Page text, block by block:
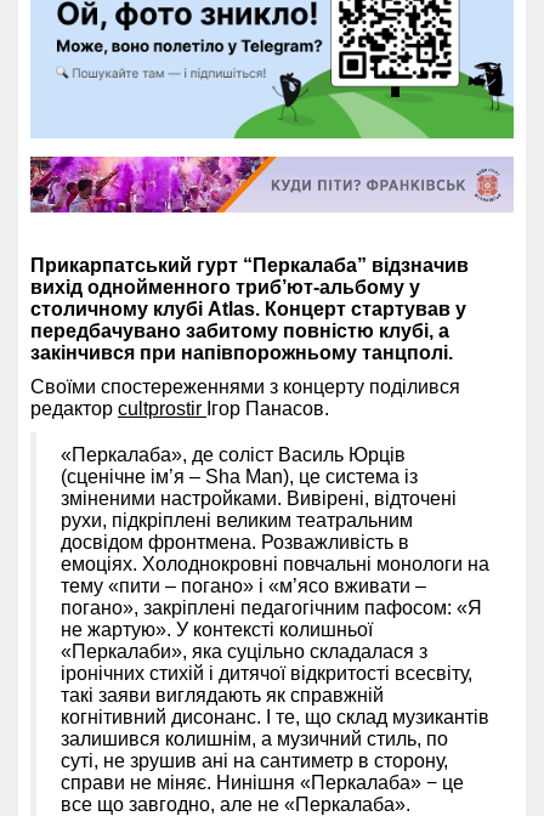
Прикарпатський гурт “Перкалаба” відзначив
вихід однойменного триб’ют-альбому у
столичному клубі Atlas. Концерт стартував у
передбачувано забитому повністю клубі, а
закінчився при напівпорожньому танцполі.
Своїми спостереженнями з концерту поділився
редактор cultprostir Ігор Панасов.
«Перкалаба», де соліст Василь Юрців
(сценічне ім’я – Sha Man), це система із
зміненими настройками. Вивірені, відточені
рухи, підкріплені великим театральним
досвідом фронтмена. Розважливість в
емоціях. Холоднокровні повчальні монологи на
тему «пити – погано» і «м’ясо вживати –
погано», закріплені педагогічним пафосом: «Я
не жартую». У контексті колишньої
«Перкалаби», яка суцільно складалася з
іронічних стихій і дитячої відкритості всесвіту,
такі заяви виглядають як справжній
когнітивний дисонанс. І те, що склад музикантів
залишився колишнім, а музичний стиль, по
суті, не зрушив ані на сантиметр в сторону,
справи не міняє. Нинішня «Перкалаба» − це
все що завгодно, але не «Перкалаба».